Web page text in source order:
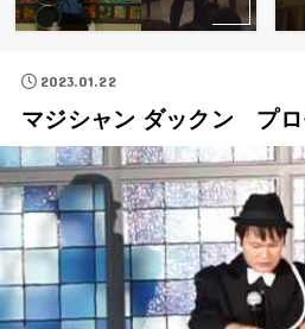
2023.01.22
マジシャン ダックン プロ